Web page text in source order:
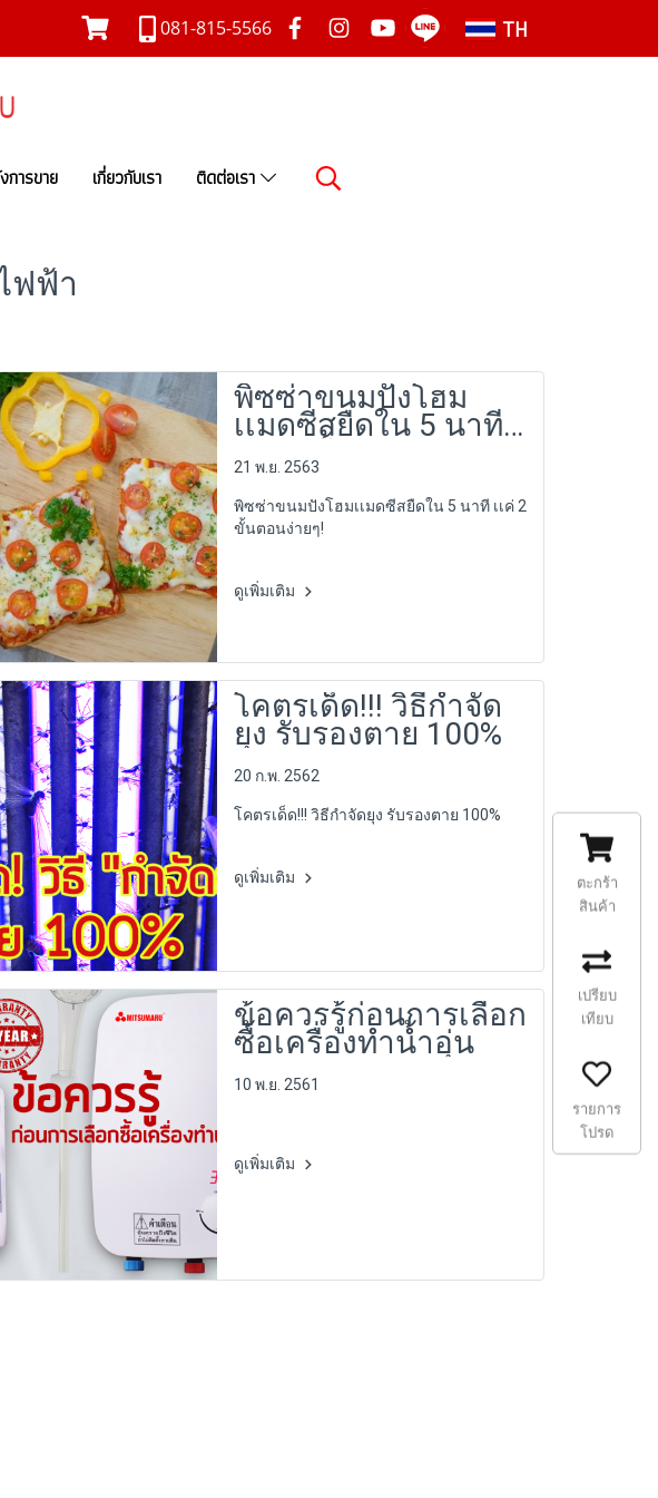
081-815-5566 TH
การขาย เกี่ยวกับเรา ติดต่อเรา
ฟฟ้า
พิซซ่าขนมปังโฮม
เเมดซีสยืดใน 5 นาที
เเค่ 2 ขั้นตอนง่ายๆ!
21 พ.ย. 2563
พิซซ่าขนมปังโฮมเเมดซีสยืดใน 5 นาที เเค่ 2
ขั้นตอนง่ายๆ!
ดูเพิ่มเติม
โคตรเด็ด!!! วิธีกำจัด
ยุง รับรองตาย 100%
20 ก.พ. 2562
โคตรเด็ด!!! วิธีกำจัดยุง รับรองตาย 100%
ดูเพิ่มเติม
ข้อควรรู้ก่อนการเลือก
ซื้อเครื่องทำน้ำอุ่น
10 พ.ย. 2561
ดูเพิ่มเติม
ตะกร้า
สินค้า
เปรียบ
เทียบ
รายการ
โปรด